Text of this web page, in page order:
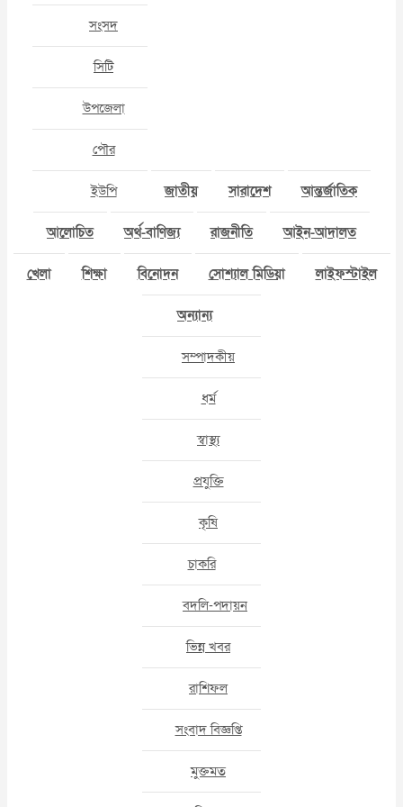
সংসদ
সিটি
উপজেলা
পৌর
ইউপি জাতীয় সারাদেশ আন্তর্জাতিক
আলোচিত অর্থ-বাণিজ্য রাজনীতি আইন-আদালত
খেলা শিক্ষা বিনোদন সোশ্যাল মিডিয়া লাইফস্টাইল
অন্যান্য
সম্পাদকীয়
ধর্ম
স্বাস্থ্য
প্রযুক্তি
কৃষি
চাকরি
বদলি-পদায়ন
ভিন্ন খবর
রাশিফল
সংবাদ বিজ্ঞপ্তি
মুক্তমত